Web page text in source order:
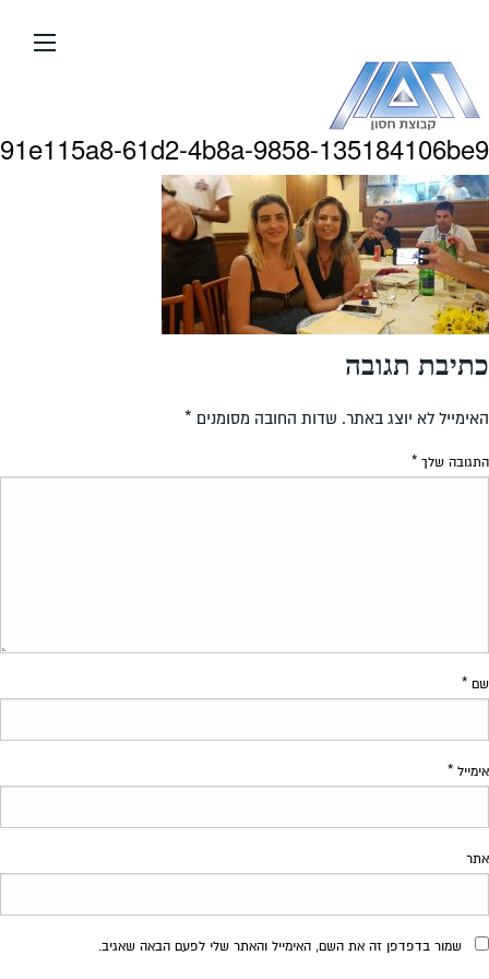
העמוד
91e115a8-61d2-4b8a-9858-135184106be9
כתיבת תגובה
האימייל לא יוצג באתר. שדות החובה מסומנים *
התגובה שלך *
שם *
אימייל *
אתר
שמור בדפדפן זה את השם, האימייל והאתר שלי לפעם הבאה שאגיב.